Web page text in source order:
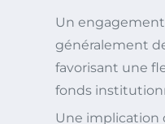
Un
généralement
favorisant une
fonds
Une implication